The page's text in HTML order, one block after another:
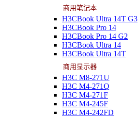
商用笔记本
H3CBook Ultra 14T G3
H3CBook Pro 14
H3CBook Pro 14 G2
H3CBook Ultra 14
H3CBook Ultra 14T
商用显示器
H3C M8-271U
H3C M4-271Q
H3C M4-271F
H3C M4-245F
H3C M4-242FD